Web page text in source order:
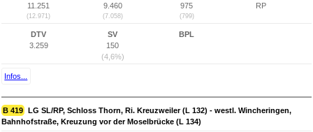
11.251
(12.971)
9.460
(7.058)
975
(799)
RP
DTV
3.259
SV
150
(4,6%)
BPL
Infos...
B 419 LG SL/RP, Schloss Thorn, Ri. Kreuzweiler (L 132) - westl. Wincheringen,
Bahnhofstraße, Kreuzung vor der Moselbrücke (L 134)